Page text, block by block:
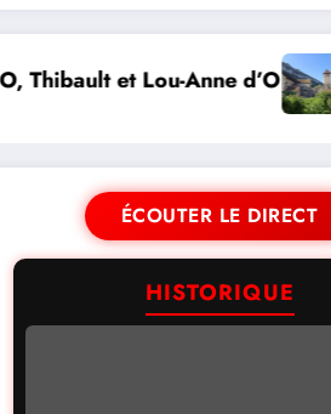
Suite de la programmation
ÉCOUTER LE DIRECT
HISTORIQUE